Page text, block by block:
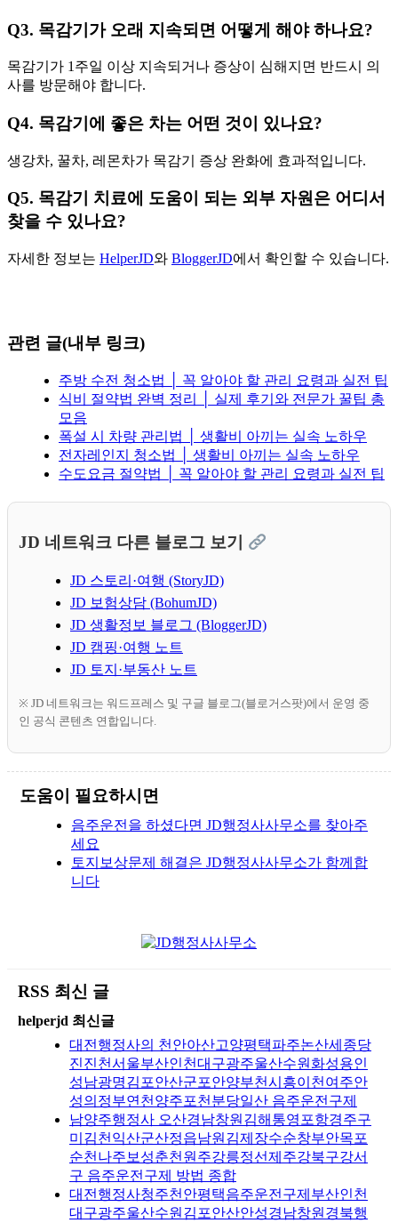
Q3. 목감기가 오래 지속되면 어떻게 해야 하나요?
목감기가 1주일 이상 지속되거나 증상이 심해지면 반드시 의
사를 방문해야 합니다.
Q4. 목감기에 좋은 차는 어떤 것이 있나요?
생강차, 꿀차, 레몬차가 목감기 증상 완화에 효과적입니다.
Q5. 목감기 치료에 도움이 되는 외부 자원은 어디서
찾을 수 있나요?
자세한 정보는 HelperJD와 BloggerJD에서 확인할 수 있습니다.
관련 글(내부 링크)
주방 수전 청소법 │ 꼭 알아야 할 관리 요령과 실전 팁
식비 절약법 완벽 정리 │ 실제 후기와 전문가 꿀팁 총
모음
폭설 시 차량 관리법 │ 생활비 아끼는 실속 노하우
전자레인지 청소법 │ 생활비 아끼는 실속 노하우
수도요금 절약법 │ 꼭 알아야 할 관리 요령과 실전 팁
JD 네트워크 다른 블로그 보기
JD 스토리·여행 (StoryJD)
JD 보험상담 (BohumJD)
JD 생활정보 블로그 (BloggerJD)
JD 캠핑·여행 노트
JD 토지·부동산 노트
※ JD 네트워크는 워드프레스 및 구글 블로그(블로거스팟)에서 운영 중
인 공식 콘텐츠 연합입니다.
도움이 필요하시면
음주운전을 하셨다면 JD행정사사무소를 찾아주
세요
토지보상문제 해결은 JD행정사사무소가 함께합
니다
RSS 최신 글
helperjd 최신글
대전행정사의 천안아산고양평택파주논산세종당
진진천서울부산인천대구광주울산수원화성용인
성남광명김포안산군포안양부천시흥이천여주안
성의정부연천양주포천분당일산 음주운전구제
남양주행정사 오산경남창원김해통영포항경주구
미김천익산군산정읍남원김제장수순창부안목포
순천나주보성춘천원주강릉정선제주강북구강서
구 음주운전구제 방법 종합
대전행정사청주천안평택음주운전구제부산인천
대구광주울산수원김포안산안성경남창원경북행